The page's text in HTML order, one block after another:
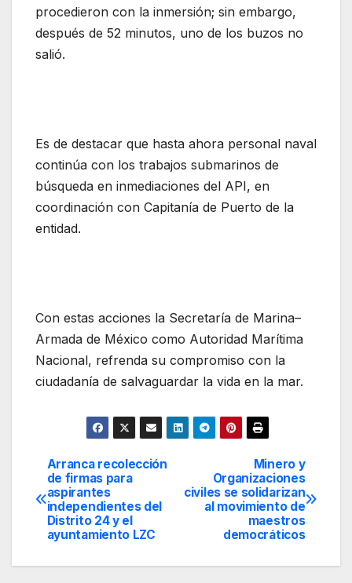
procedieron con la inmersión; sin embargo,
después de 52 minutos, uno de los buzos no
salió.
Es de destacar que hasta ahora personal naval
continúa con los trabajos submarinos de
búsqueda en inmediaciones del API, en
coordinación con Capitanía de Puerto de la
entidad.
Con estas acciones la Secretaría de Marina–
Armada de México como Autoridad Marítima
Nacional, refrenda su compromiso con la
ciudadanía de salvaguardar la vida en la mar.
Navegación
de
entradas
Minero y
Organizaciones
civiles se solidarizan
al movimiento de
maestros
democráticos
Arranca recolección
de firmas para
aspirantes
independientes del
Distrito 24 y el
ayuntamiento LZC